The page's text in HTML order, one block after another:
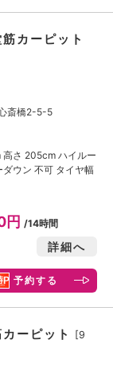
カーピット
斎橋2-5-5
さ 205cm ハイルー
ウン 不可 タイヤ幅
円 /14時間
詳細へ
予約する
ーピット
[9